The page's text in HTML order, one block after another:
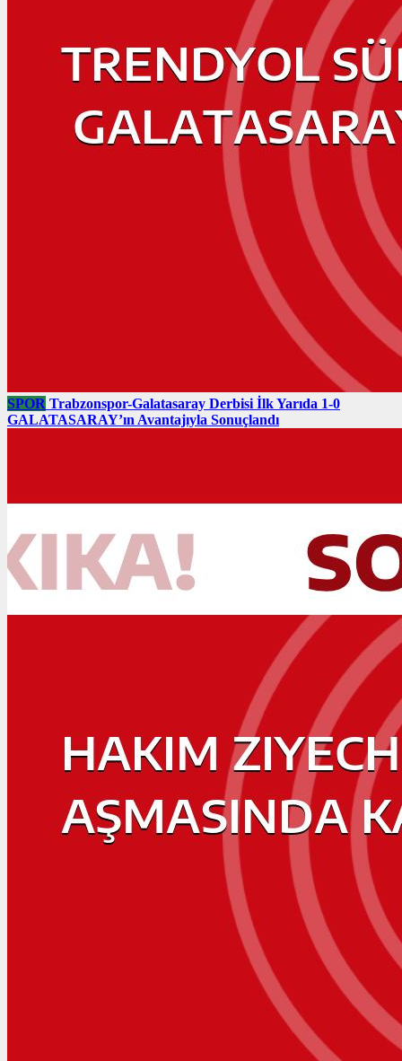
SPOR Trabzonspor-Galatasaray Derbisi İlk Yarıda 1-0
GALATASARAY’ın Avantajıyla Sonuçlandı